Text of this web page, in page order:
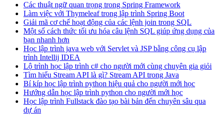
Các thuật ngữ quan trọng trong Spring Framework
Làm việc với Thymeleaf trong lập trình Spring Boot
Giải mã cơ chế hoạt động của các lệnh join trong SQL
Một số cách thức tối ưu hóa câu lệnh SQL giúp ứng dụng của
bạn nhanh hơn
Học lập trình java web với Servlet và JSP bằng công cụ lập
trình Intellij IDEA
Lộ trình học lập trình c# cho người mới cùng chuyên gia giỏi
Tìm hiểu Stream API là gì? Stream API trong Java
Bí kíp học lập trình python hiệu quả cho người mới học
Hướng dẫn học lập trình python cho người mới học
Học lập trình Fullstack đào tạo bài bản đến chuyên sâu qua
dự án